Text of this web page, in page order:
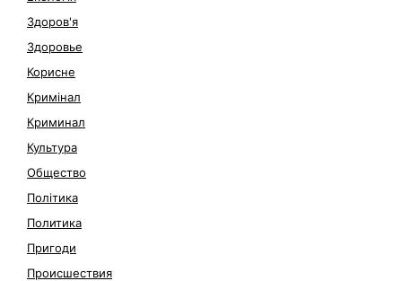
Здоров'я
Здоровье
Корисне
Кримінал
Криминал
Культура
Общество
Політика
Политика
Пригоди
Происшествия